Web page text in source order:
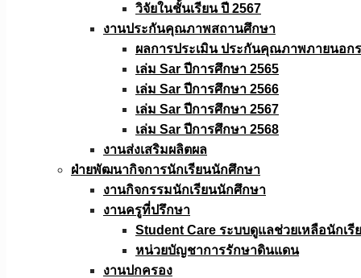
วิจัยในชั้นเรียน ปี 2567
งานประกันคุณภาพสถานศึกษา
ผลการประเมิน ประกันคุณภาพภายนอก
เล่ม Sar ปีการศึกษา 2565
เล่ม Sar ปีการศึกษา 2566
เล่ม Sar ปีการศึกษา 2567
เล่ม Sar ปีการศึกษา 2568
งานส่งเสริมผลิตผล
ฝ่ายพัฒนากิจการนักเรียนนักศึกษา
งานกิจกรรมนักเรียนนักศึกษา
งานครูที่ปรึกษา
Student Care ระบบดูแลช่วยเหลือนักเรี
หน่วยบัญชาการรักษาดินแดน
งานปกครอง